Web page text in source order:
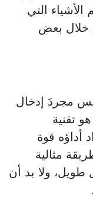
الأشياء التي
خلال بعض
مجردَ إدخال
تقنية
أداؤه قوة
مثالية
طويل، ولا بد أن